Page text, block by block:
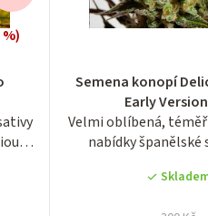
%)
Semena konopí
Early
Velmi oblíbená,
nabídky španělské
je
4,0
z